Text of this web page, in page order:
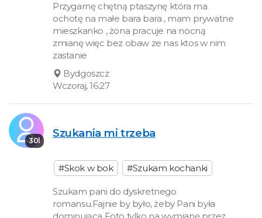
Przygarnę chętną ptaszynę która ma
ochotę na małe bara bara , mam prywatne
mieszkanko , żona pracuje na nocną
zmianę więc bez obaw ze nas ktos w nim
zastanie
Bydgoszcz
Wczoraj, 16:27
30l
Szukania mi trzeba
#Skok w bok #Szukam kochanki
Szukam pani do dyskretnego
romansu.Fajnie by było, żeby Pani była